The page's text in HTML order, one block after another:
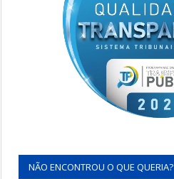
NÃO ENCONTROU O QUE QUERIA?